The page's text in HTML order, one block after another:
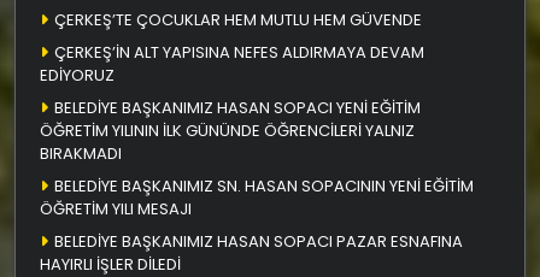
ÇERKEŞ’TE ÇOCUKLAR HEM MUTLU HEM GÜVENDE
ÇERKEŞ’İN ALT YAPISINA NEFES ALDIRMAYA DEVAM
EDİYORUZ
BELEDİYE BAŞKANIMIZ HASAN SOPACI YENİ EĞİTİM
ÖĞRETİM YILININ İLK GÜNÜNDE ÖĞRENCİLERİ YALNIZ
BIRAKMADI
BELEDİYE BAŞKANIMIZ SN. HASAN SOPACININ YENİ EĞİTİM
ÖĞRETİM YILI MESAJI
BELEDİYE BAŞKANIMIZ HASAN SOPACI PAZAR ESNAFINA
HAYIRLI İŞLER DİLEDİ